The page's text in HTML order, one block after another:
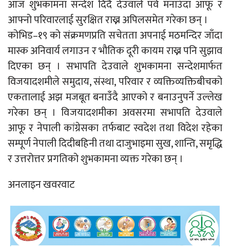
आज शुभकामना सन्देश दिँदै देउवाले पर्व मनाउँदा आफू र
आफ्नो परिवारलाई सुरक्षित राख्न अपिलसमेत गरेका छन् ।
कोभिड–१९ को संक्रमणप्रति सचेतता अपनाई मठमन्दिर जाँदा
मास्क अनिवार्य लगाउन र भौतिक दूरी कायम राख्न पनि सुझाव
दिएका छन् । सभापति देउवाले शुभकामना सन्देशमार्फत
विजयादशमीले समुदाय, संस्था, परिवार र व्यक्तिव्यक्तिबीचको
एकतालाई अझ मजबूत बनाउँंदै आएको र बनाउनुपर्ने उल्लेख
गरेका छन् । विजयादशमीका अवसरमा सभापति देउवाले
आफू र नेपाली कांग्रेसका तर्फबाट स्वदेश तथा विदेश रहेका
सम्पूर्ण नेपाली दिदीबहिनी तथा दाजुभाइमा सुख, शान्ति, समृद्धि
र उत्तरोत्तर प्रगतिको शुभकामना व्यक्त गरेका छन् ।
अनलाइन खवरवाट